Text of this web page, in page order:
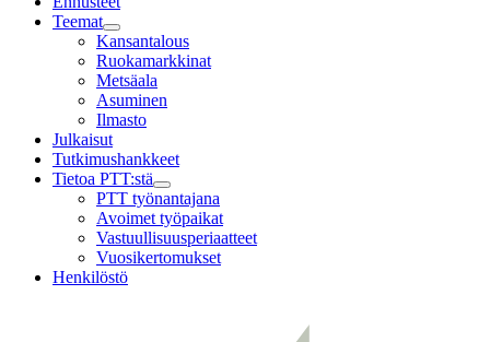
Teemat
Child
menu
Kansantalous
Ruokamarkkinat
Metsäala
Asuminen
Ilmasto
Julkaisut
Tutkimushankkeet
Tietoa PTT:stä
Child
menu
PTT työnantajana
Avoimet työpaikat
Vastuullisuusperiaatteet
Vuosikertomukset
Henkilöstö